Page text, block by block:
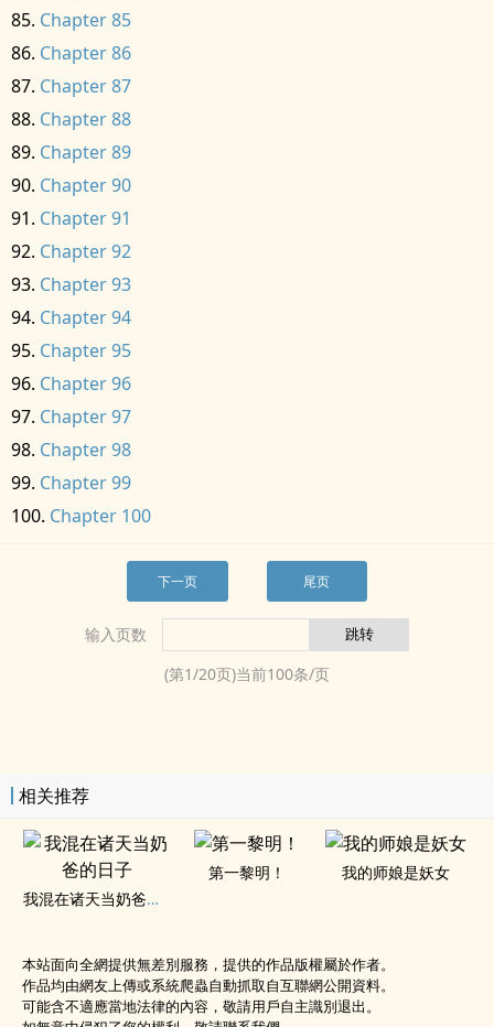
Chapter 85
Chapter 86
Chapter 87
Chapter 88
Chapter 89
Chapter 90
Chapter 91
Chapter 92
Chapter 93
Chapter 94
Chapter 95
Chapter 96
Chapter 97
Chapter 98
Chapter 99
Chapter 100
下一页 尾页
输入页数
(第1/20页)当前100条/页
相关推荐
我混在诸天当奶爸的日子
第一黎明！ 我的师娘是妖女
本站面向全網提供無差別服務，提供的作品版權屬於作者。
作品均由網友上傳或系統爬蟲自動抓取自互聯網公開資料。
可能含不適應當地法律的內容，敬請用戶自主識別退出。